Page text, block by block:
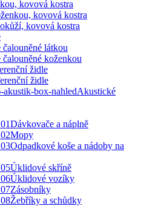
kovová kostra
kovová kostra
kovová kostra
látkou
koženkou
židle
židle
Akustické
Dávkovače a náplně
Mopy
Odpadkové koše a nádoby na
Úklidové skříně
Úklidové vozíky
Zásobníky
Žebříky a schůdky